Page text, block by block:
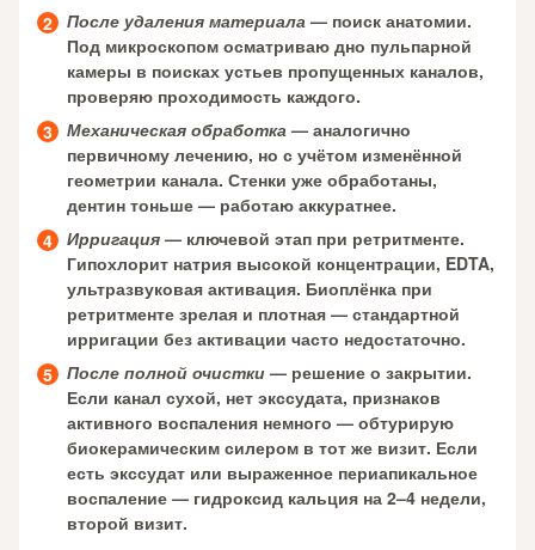
После удаления материала — поиск анатомии.
Под микроскопом осматриваю дно пульпарной
камеры в поисках устьев пропущенных каналов,
проверяю проходимость каждого.
Механическая обработка — аналогично
первичному лечению, но с учётом изменённой
геометрии канала. Стенки уже обработаны,
дентин тоньше — работаю аккуратнее.
Ирригация— ключевой этап при ретритменте.
Гипохлорит натрия высокой концентрации, EDTA,
ультразвуковая активация. Биоплёнка при
ретритменте зрелая и плотная — стандартной
ирригации без активации часто недостаточно.
После полной очистки — решение о закрытии.
Если канал сухой, нет экссудата, признаков
активного воспаления немного — обтурирую
биокерамическим силером в тот же визит. Если
есть экссудат или выраженное периапикальное
воспаление — гидроксид кальция на 2–4 недели,
второй визит.